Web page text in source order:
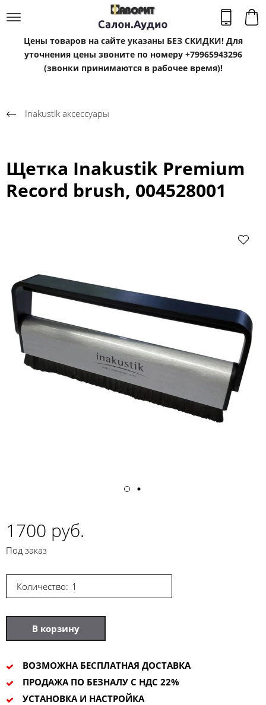
Цены товаров на сайте указаны БЕЗ СКИДКИ! Для
уточнения цены звоните по номеру +79965943296
(звонки принимаются в рабочее время)!
Inakustik аксессуары
Щетка Inakustik Premium
Record brush, 004528001
1700 руб.
Под заказ
Количество:
В корзину
ВОЗМОЖНА БЕСПЛАТНАЯ ДОСТАВКА
ПРОДАЖА ПО БЕЗНАЛУ С НДС 22%
УСТАНОВКА И НАСТРОЙКА